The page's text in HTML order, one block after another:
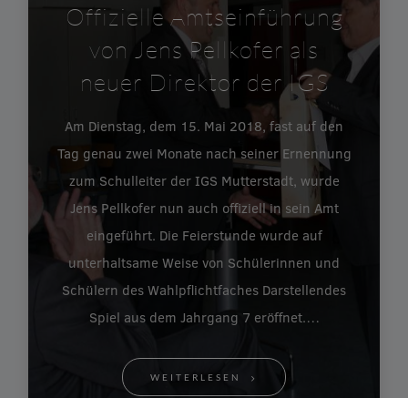
Offizielle Amtseinführung
von Jens Pellkofer als
neuer Direktor der IGS
Am Dienstag, dem 15. Mai 2018, fast auf den
Tag genau zwei Monate nach seiner Ernennung
zum Schulleiter der IGS Mutterstadt, wurde
Jens Pellkofer nun auch offiziell in sein Amt
eingeführt. Die Feierstunde wurde auf
unterhaltsame Weise von Schülerinnen und
Schülern des Wahlpflichtfaches Darstellendes
Spiel aus dem Jahrgang 7 eröffnet.…
WEITERLESEN